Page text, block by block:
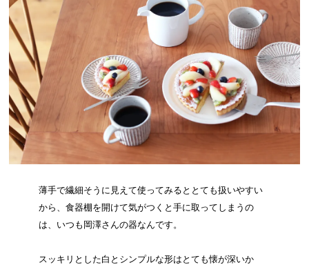
薄手で繊細そうに見えて使ってみるととても扱いやすい
から、食器棚を開けて気がつくと手に取ってしまうの
は、いつも岡澤さんの器なんです。
スッキリとした白とシンプルな形はとても懐が深いか